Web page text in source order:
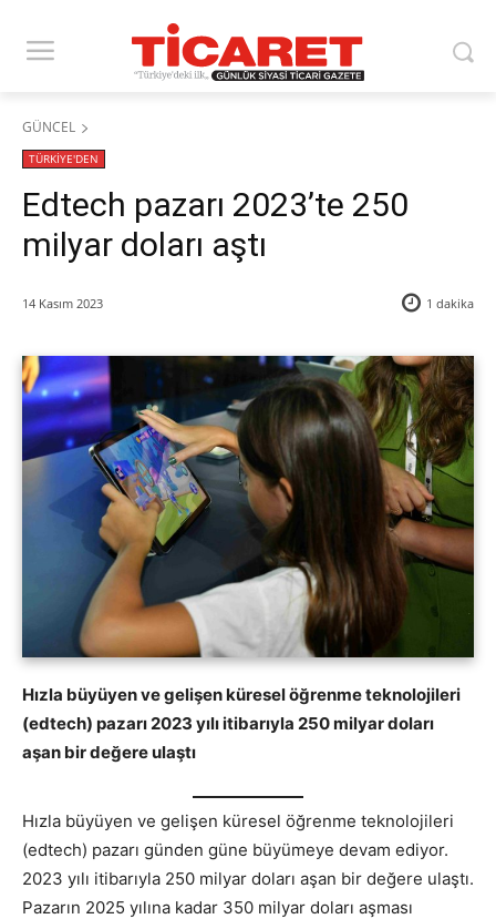
GÜNCEL
TÜRKİYE'DEN
Edtech pazarı 2023’te 250
milyar doları aştı
14 Kasım 2023 1 dakika
Hızla büyüyen ve gelişen küresel öğrenme teknolojileri
(edtech) pazarı 2023 yılı itibarıyla 250 milyar doları
aşan bir değere ulaştı
Hızla büyüyen ve gelişen küresel öğrenme teknolojileri
(edtech) pazarı günden güne büyümeye devam ediyor.
2023 yılı itibarıyla 250 milyar doları aşan bir değere ulaştı.
Pazarın 2025 yılına kadar 350 milyar doları aşması